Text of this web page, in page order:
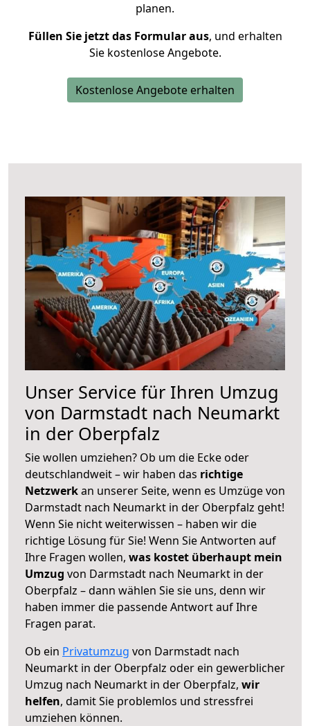
planen.
Füllen Sie jetzt das Formular aus, und erhalten
Sie kostenlose Angebote.
Kostenlose Angebote erhalten
Unser Service für Ihren Umzug
von Darmstadt nach Neumarkt
in der Oberpfalz
Sie wollen umziehen? Ob um die Ecke oder
deutschlandweit – wir haben das richtige
Netzwerkan unserer Seite, wenn es Umzüge von
Darmstadt nach Neumarkt in der Oberpfalz geht!
Wenn Sie nicht weiterwissen – haben wir die
richtige Lösung für Sie! Wenn Sie Antworten auf
Ihre Fragen wollen, was kostet überhaupt mein
Umzug von Darmstadt nach Neumarkt in der
Oberpfalz – dann wählen Sie sie uns, denn wir
haben immer die passende Antwort auf Ihre
Fragen parat.
Ob ein Privatumzug von Darmstadt nach
Neumarkt in der Oberpfalz oder ein gewerblicher
Umzug nach Neumarkt in der Oberpfalz, wir
helfen, damit Sie problemlos und stressfrei
umziehen können.